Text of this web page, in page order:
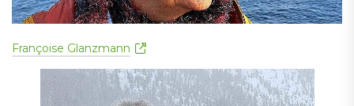
Françoise Glanzmann